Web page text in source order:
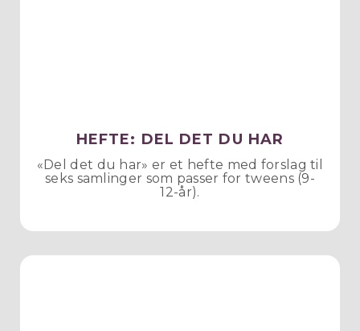
HEFTE: DEL DET DU HAR
«Del det du har» er et hefte med forslag til
seks samlinger som passer for tweens (9-
12-år).